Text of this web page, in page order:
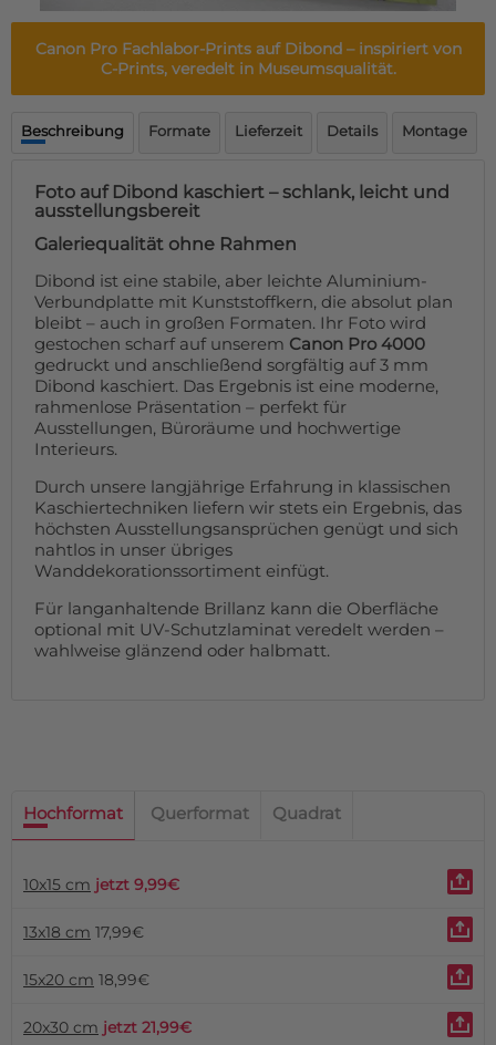
Custom skateboard deck
Über uns
Lieferzeiten
Impressum
Canon Pro Fachlabor-Prints auf Dibond– inspiriert von
C-Prints, veredelt in Museumsqualität.
Beschreibung Formate Lieferzeit Details Montage
Foto auf Dibond kaschiert – schlank, leicht und
ausstellungsbereit
Galeriequalität ohne Rahmen
Dibond ist eine stabile, aber leichte Aluminium-
Verbundplatte mit Kunststoffkern, die absolut plan
bleibt – auch in großen Formaten. Ihr Foto wird
gestochen scharf auf unserem Canon Pro 4000
gedruckt und anschließend sorgfältig auf 3 mm
Dibond kaschiert. Das Ergebnis ist eine moderne,
rahmenlose Präsentation – perfekt für
Ausstellungen, Büroräume und hochwertige
Interieurs.
Durch unsere langjährige Erfahrung in klassischen
Kaschiertechniken liefern wir stets ein Ergebnis, das
höchsten Ausstellungsansprüchen genügt und sich
nahtlos in unser übriges
Wanddekorationssortiment einfügt.
Für langanhaltende Brillanz kann die Oberfläche
optional mit UV-Schutzlaminat veredelt werden –
wahlweise glänzend oder halbmatt.
Hochformat Querformat Quadrat
10x15 cm jetzt 9,99€
13x18 cm 17,99€
15x20 cm 18,99€
20x30 cm jetzt 21,99€